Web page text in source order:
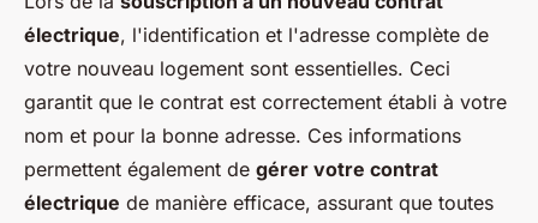
électrique, l'identification et l'adresse complète de
votre nouveau logement sont essentielles. Ceci
garantit que le contrat est correctement établi à votre
nom et pour la bonne adresse. Ces informations
permettent également de gérer votre contrat
électrique de manière efficace, assurant que toutes